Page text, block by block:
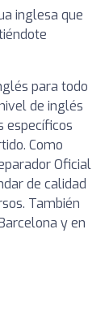
inglesa que
para todo
de inglés
específicos
Como
Oficial
de calidad
También
y en